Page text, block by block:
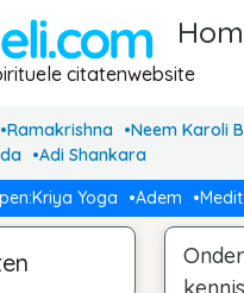
citatenwebsite
Ramakrishna Neem Karoli
Adi Shankara
Kriya Yoga Adem